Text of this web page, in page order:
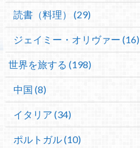
読書（料理） (29)
ジェイミー・オリヴァー (16)
世界を旅する (198)
中国 (8)
イタリア (34)
ポルトガル (10)